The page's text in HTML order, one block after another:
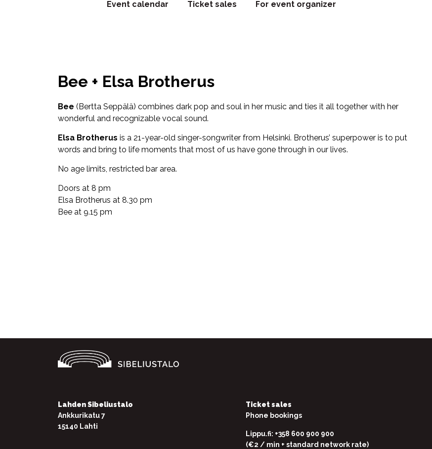
Event calendar Ticket sales For event organizer
Bee + Elsa Brotherus
Bee (Bertta Seppälä) combines dark pop and soul in her music and ties it all together with her
wonderful and recognizable vocal sound.
Elsa Brotherus is a 21-year-old singer-songwriter from Helsinki. Brotherus’ superpower is to put
words and bring to life moments that most of us have gone through in our lives.
No age limits, restricted bar area.
Doors at 8 pm
Elsa Brotherus at 8.30 pm
Bee at 9.15 pm
Lahden Sibeliustalo
Ankkurikatu 7
15140 Lahti
Ticket sales
Phone bookings
Lippu.fi: +358 600 900 900
(€2 / min + standard network rate)